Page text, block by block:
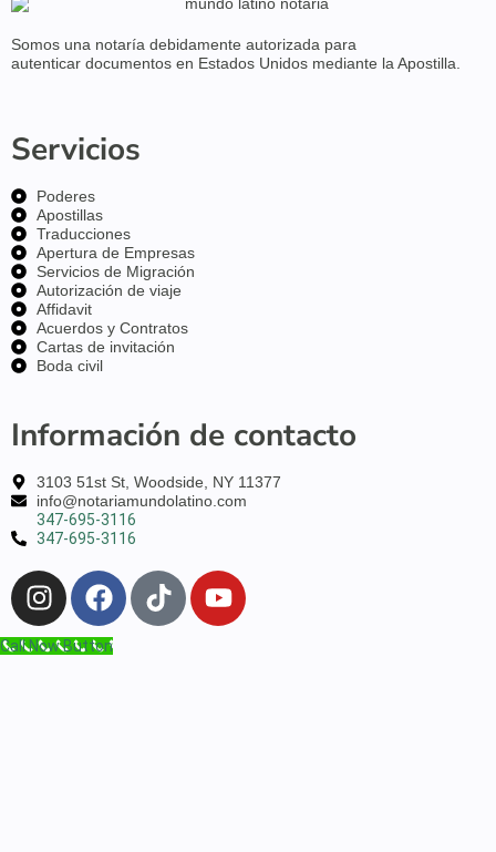
Somos una notaría debidamente autorizada para
autenticar documentos en Estados Unidos mediante la Apostilla.
Servicios
Poderes
Apostillas
Traducciones
Apertura de Empresas
Servicios de Migración
Autorización de viaje
Affidavit
Acuerdos y Contratos
Cartas de invitación
Boda civil
Información de contacto
3103 51st St, Woodside, NY 11377
info@notariamundolatino.com
347-695-3116
347-695-3116
Call Now Button